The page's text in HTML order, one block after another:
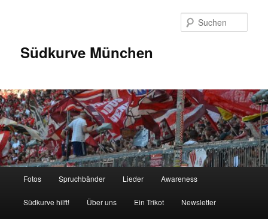
Südkurve München
Fotos Spruchbänder Lieder Awareness
Südkurve hilft! Über uns Ein Trikot Newsletter